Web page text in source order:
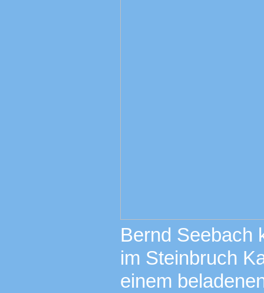
Bernd Seebach
im Steinbruch
einem